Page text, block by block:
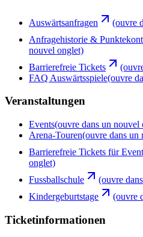
Auswärtsanfragen
(ouvre
Anfragehistorie &
nouvel onglet)
Barrierefreie Tickets
FAQ Auswärtsspiele(ouvre
Veranstaltungen
Events(ouvre dans un nouvel
Arena-Touren(ouvre dans un
Barrierefreie Tickets für
onglet)
Fussballschule
(ouvre
Kindergeburtstage
(ouvre
Ticketinformationen